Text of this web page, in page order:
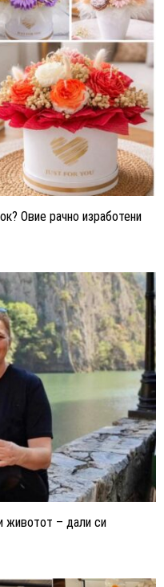
Овие рачно изработени
животот – дали си